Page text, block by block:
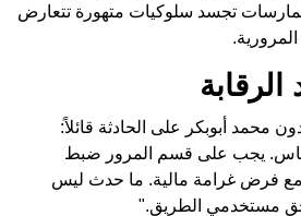
تجسد سلوكيات متهورة تتعارض
محمد أبوبكر على الحادثة قائلاً:
يجب على قسم المرور ضبط
فرض غرامة مالية. ما حدث ليس
مستخدمي الطريق."